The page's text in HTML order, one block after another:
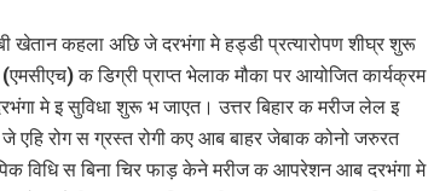
खेतान कहला अछि जे दरभंगा मे हड्डी प्रत्यारोपण शीघ्र शुरू
(एमसीएच) क डिग्री प्राप्त भेलाक मौका पर आयोजित कार्यक्रम
मे इ सुविधा शुरू भ जाएत। उत्तर बिहार क मरीज लेल इ
रोग स ग्रस्‍त रोगी कए आब बाहर जेबाक कोनो जरुरत
विधि स बिना चिर फाड़ केने मरीज क आपरेशन आब दरभंगा मे